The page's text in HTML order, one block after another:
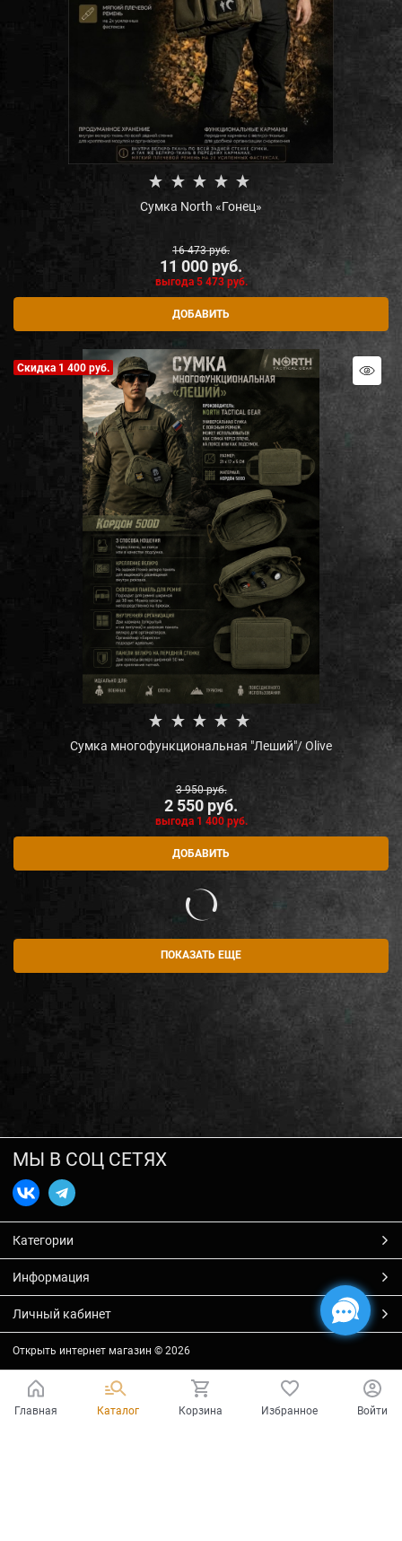
Сумка North «Гонец»
16 473 руб.
11 000 руб.
выгода 5 473 руб.
ДОБАВИТЬ
Скидка 1 400 руб.
Сумка многофункциональная "Леший"/ Olive
3 950 руб.
2 550 руб.
выгода 1 400 руб.
ДОБАВИТЬ
ПОКАЗАТЬ ЕЩЕ
МЫ В СОЦ СЕТЯХ
Категории
Информация
Личный кабинет
Открыть интернет магазин © 2026
Главная Каталог Корзина Избранное Войти